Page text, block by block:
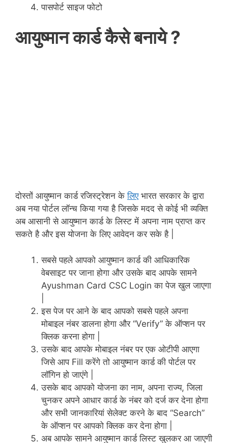
पासपोर्ट साइज फोटो
आयुष्मान कार्ड कैसे बनाये ?
दोस्तों आयुष्मान कार्ड रजिस्ट्रेशन केलिएभारत सरकार के द्वारा
अब नया पोर्टल लॉन्च किया गया है जिसके मदद से कोई भी व्यक्ति
अब आसानी से आयुष्मान कार्ड के लिस्ट में अपना नाम प्राप्त कर
सकते है और इस योजना के लिए आवेदन कर सके है |
सबसे पहले आपको आयुष्मान कार्ड की आधिकारिक
वेबसाइट पर जाना होगा और उसके बाद आपके सामने
Ayushman Card CSC Login का पेज खुल जाएगा
इस पेज पर आने के बाद आपको सबसे पहले अपना
मोबाइल नंबर डालना होगा और “Verify” के ऑप्शन पर
क्लिक करना होगा |
उसके बाद आपके मोबाइल नंबर पर एक ओटीपी आएगा
जिसे आप Fill करेंगे तो आयुष्मान कार्ड की पोर्टल पर
लॉगिन हो जाएंगे |
उसके बाद आपको योजना का नाम, अपना राज्य, जिला
चुनकर अपने आधार कार्ड के नंबर को दर्ज कर देना होगा
और सभी जानकारियां सेलेक्ट करने के बाद “Search”
के ऑप्शन पर आपको क्लिक कर देना होगा |
अब आपके सामने आयुष्मान कार्ड लिस्ट खुलकर आ जाएगी